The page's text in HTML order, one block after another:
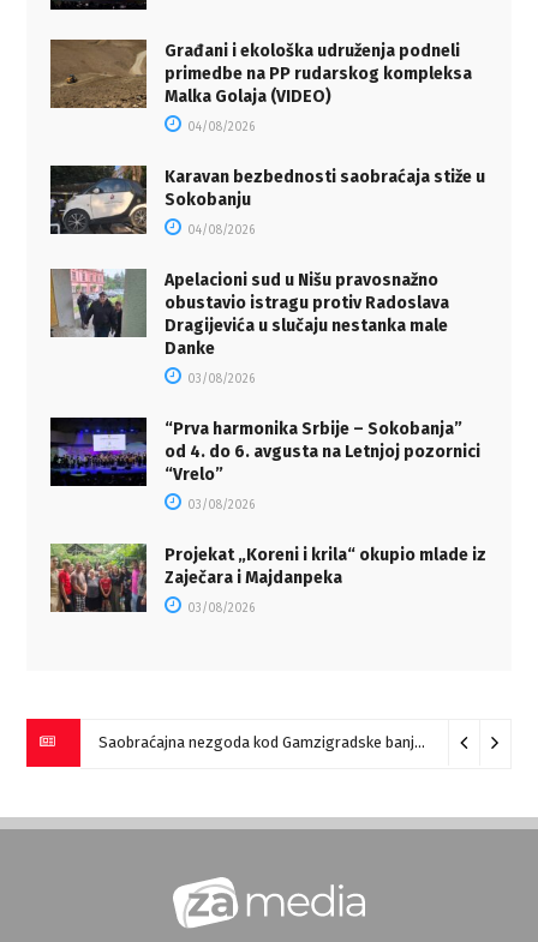
Građani i ekološka udruženja podneli
primedbe na PP rudarskog kompleksa
Malka Golaja (VIDEO)
04/08/2026
Karavan bezbednosti saobraćaja stiže u
Sokobanju
04/08/2026
Apelacioni sud u Nišu pravosnažno
obustavio istragu protiv Radoslava
Dragijevića u slučaju nestanka male
Danke
03/08/2026
“Prva harmonika Srbije – Sokobanja”
od 4. do 6. avgusta na Letnjoj pozornici
“Vrelo”
03/08/2026
Projekat „Koreni i krila“ okupio mlade iz
Zaječara i Majdanpeka
03/08/2026
Saobraćajna nezgoda kod Gamzigradske banje 05/08/2026